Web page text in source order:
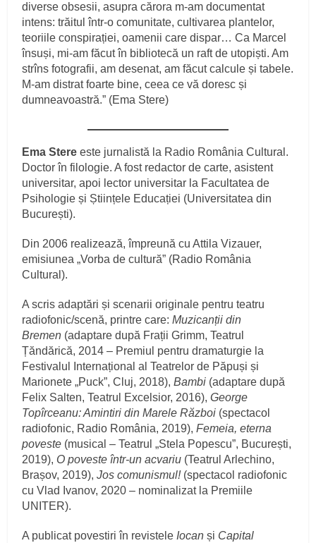
diverse obsesii, asupra cărora m-am documentat
intens: trăitul într-o comunitate, cultivarea plantelor,
teoriile conspirației, oamenii care dispar… Ca Marcel
însuși, mi-am făcut în bibliotecă un raft de utopiști. Am
strîns fotografii, am desenat, am făcut calcule și tabele.
M-am distrat foarte bine, ceea ce vă doresc și
dumneavoastră.” (Ema Stere)
Ema Stere este jurnalistă la Radio România Cultural.
Doctor în filologie. A fost redactor de carte, asistent
universitar, apoi lector universitar la Facultatea de
Psihologie și Științele Educației (Universitatea din
București).
Din 2006 realizează, împreună cu Attila Vizauer,
emisiunea „Vorba de cultură” (Radio România
Cultural).
A scris adaptări și scenarii originale pentru teatru
radiofonic/scenă, printre care:Muzicanții din
Bremen (adaptare după Frații Grimm, Teatrul
Țăndărică, 2014 – Premiul pentru dramaturgie la
Festivalul Internațional al Teatrelor de Păpuși și
Marionete „Puck”, Cluj, 2018),Bambi (adaptare după
Felix Salten, Teatrul Excelsior, 2016),George
Topîrceanu: Amintiri din Marele Război (spectacol
radiofonic, Radio România, 2019),Femeia, eterna
poveste (musical – Teatrul „Stela Popescu”, București,
2019), O poveste într-un acvariu (Teatrul Arlechino,
Brașov, 2019),Jos comunismul!(spectacol radiofonic
cu Vlad Ivanov, 2020 – nominalizat la Premiile
UNITER).
A publicat povestiri în revistele Iocan și Capital